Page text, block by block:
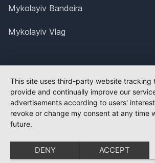
Mykolayiv Bandeira
Mykolayiv Vlag
This site uses third-party website tracking
provide and continually improve our
advertisements according to users'
revoke or change my consent at any time
future.
DENY ACCEPT